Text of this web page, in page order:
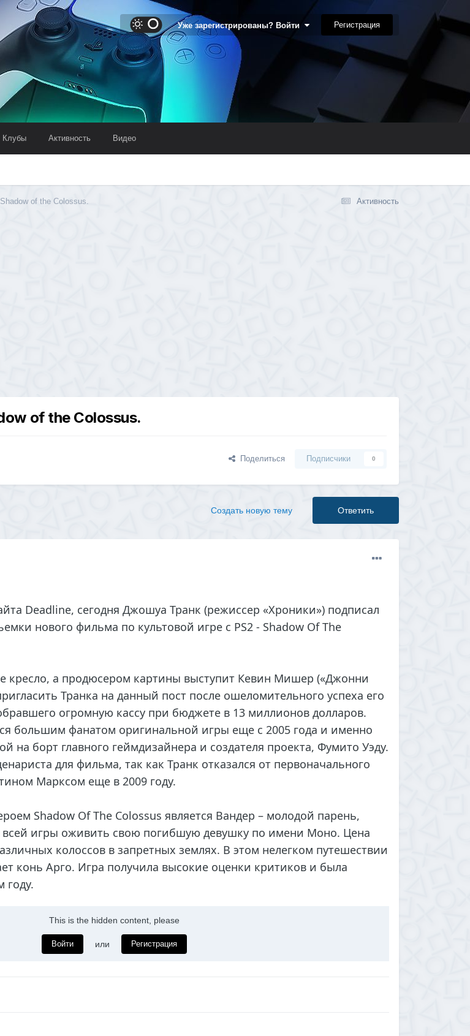
Уже зарегистрированы? Войти Регистрация
Клубы Активность Видео
Активность
of the Colossus.
of the Colossus.
Поделиться Подписчики 0
Ответить
Создать новую тему
Deadline, сегодня Джошуа Транк (режиссер «Хроники») подписал
нового фильма по культовой игре с PS2 - Shadow Of The
кресло, а продюсером картины выступит Кевин Мишер («Джонни
Транка на данный пост после ошеломительного успеха его
огромную кассу при бюджете в 13 миллионов долларов.
большим фанатом оригинальной игры еще с 2005 года и именно
на борт главного геймдизайнера и создателя проекта, Фумито Уэду.
для фильма, так как Транк отказался от первоначального
Марксом еще в 2009 году.
Shadow Of The Colossus является Вандер – молодой парень,
игры оживить свою погибшую девушку по имени Моно. Цена
колоссов в запретных землях. В этом нелегком путешествии
конь Арго. Игра получила высокие оценки критиков и была
This is the hidden content, please
Войти или Регистрация